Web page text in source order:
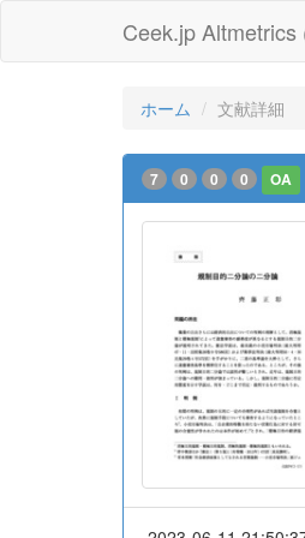
Ceek.jp
ホーム 文献詳細
7 0 0 0 OA